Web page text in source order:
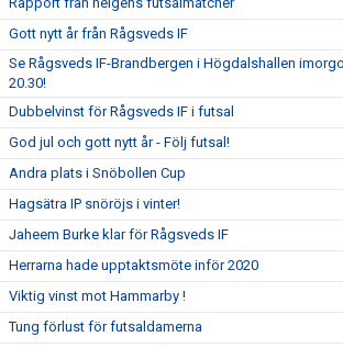
Gott nytt år från Rågsveds IF
Se Rågsveds IF-Brandbergen i Högdalshallen
20.30!
Dubbelvinst för Rågsveds IF i futsal
God jul och gott nytt år - Följ futsal!
Andra plats i Snöbollen Cup
Hagsätra IP snöröjs i vinter!
Jaheem Burke klar för Rågsveds IF
Herrarna hade upptaktsmöte inför 2020
Viktig vinst mot Hammarby !
Tung förlust för futsaldamerna